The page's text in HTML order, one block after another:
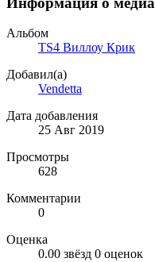
Альбом
TS4 Виллоу Крик
Добавил(а)
Vendetta
Дата добавления
25 Авг 2019
Просмотры
628
Комментарии
0
Оценка
0.00 звёзд 0 оценок